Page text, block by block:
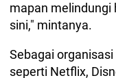
mapan melindungi
sini," mintanya.
Sebagai
seperti Netflix,